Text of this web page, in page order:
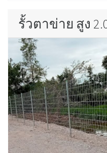
รั้วตาข่าย สูง